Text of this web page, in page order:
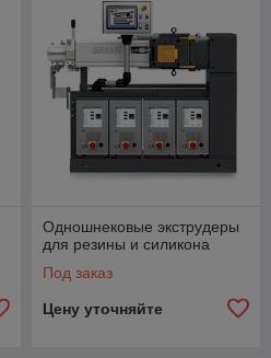
Одношнековые экструдеры
для резины и силикона
Под заказ
Цену уточняйте